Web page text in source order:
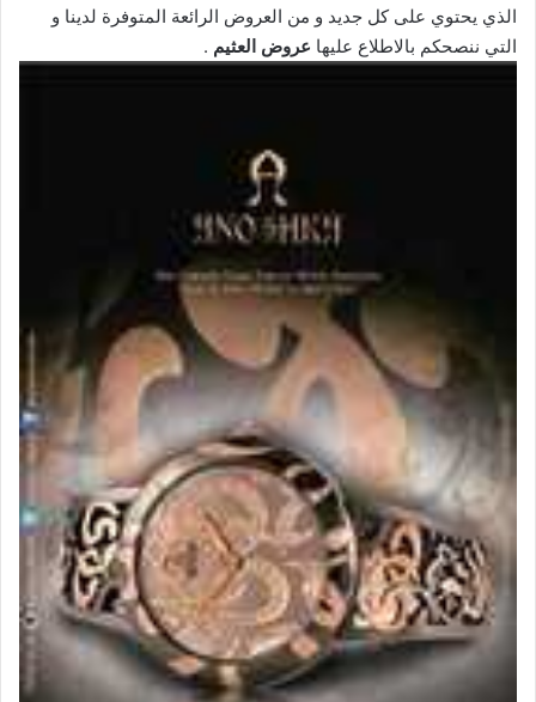
الذي يحتوي على كل جديد و من العروض الرائعة المتوفرة لدينا و
التي ننصحكم بالاطلاع عليها عروض العثيم .